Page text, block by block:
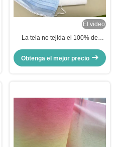
El video
La tela no tejida el 100% de
modificó el material de la fibra
para los cosméticos/el tejido
Obtenga el mejor precio